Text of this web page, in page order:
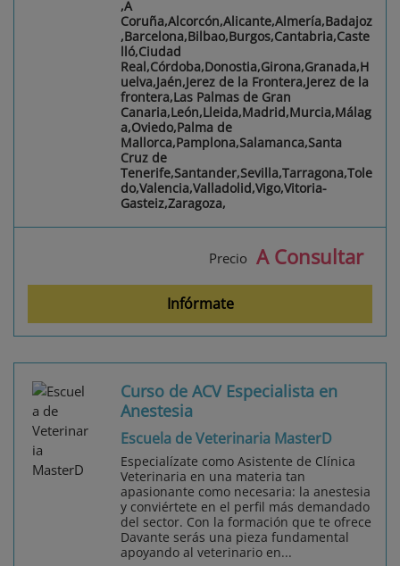
,A
Coruña,Alcorcón,Alicante,Almería,Badajoz
,Barcelona,Bilbao,Burgos,Cantabria,Caste
lló,Ciudad
Real,Córdoba,Donostia,Girona,Granada,H
uelva,Jaén,Jerez de la Frontera,Jerez de la
frontera,Las Palmas de Gran
Canaria,León,Lleida,Madrid,Murcia,Málag
a,Oviedo,Palma de
Mallorca,Pamplona,Salamanca,Santa
Cruz de
Tenerife,Santander,Sevilla,Tarragona,Tole
do,Valencia,Valladolid,Vigo,Vitoria-
Gasteiz,Zaragoza,
Precio A Consultar
Infórmate
Curso de ACV Especialista en
Anestesia
Escuela de Veterinaria MasterD
Especialízate como Asistente de Clínica
Veterinaria en una materia tan
apasionante como necesaria: la anestesia
y conviértete en el perfil más demandado
del sector. Con la formación que te ofrece
Davante serás una pieza fundamental
apoyando al veterinario en...